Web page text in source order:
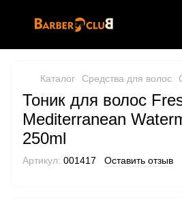
Каталог Средства для волос
Тоник для волос
Mediterranean
250ml
Артикул: 001417 Оставить отзыв